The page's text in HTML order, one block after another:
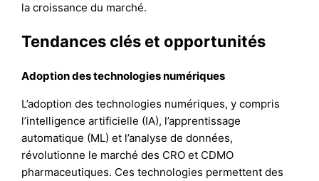
la croissance du marché.
Tendances clés et opportunités
Adoption des technologies numériques
L’adoption des technologies numériques, y compris
l’intelligence artificielle (IA), l’apprentissage
automatique (ML) et l’analyse de données,
révolutionne le marché des CRO et CDMO
pharmaceutiques. Ces technologies permettent des